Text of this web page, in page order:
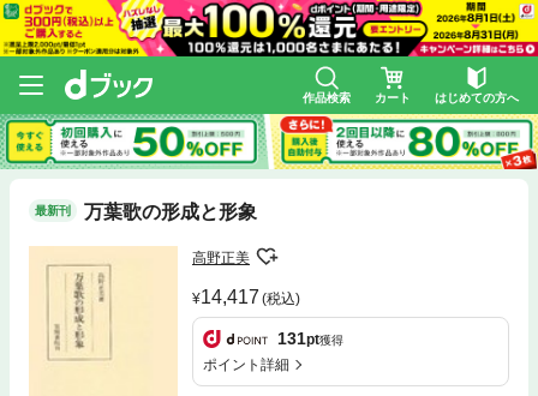
作品検索 カート はじめての方へ
最新刊 万葉歌の形成と形象
高野正美
14,417 (税込)
131pt獲得
ポイント詳細